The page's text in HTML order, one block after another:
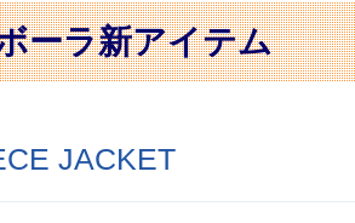
ーラ新アイテム
JACKET